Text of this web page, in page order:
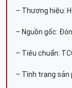
– Thương hiệu:
– Nguồn gốc:
– Tiêu chuẩn:
– Tình trạng sản